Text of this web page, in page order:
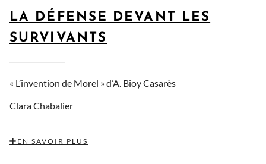
LA DÉFENSE DEVANT LES
SURVIVANTS
« L’invention de Morel » d’A. Bioy Casarès
Clara Chabalier
EN SAVOIR PLUS